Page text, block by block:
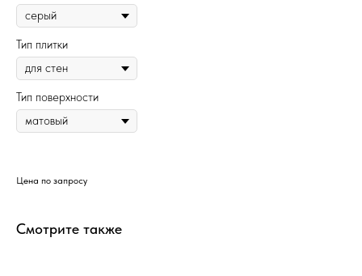
Тип плитки
Тип поверхности
Цена по запросу
Смотрите также